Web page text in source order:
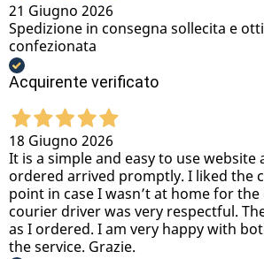
21 Giugno 2026
Spedizione in consegna sollecita e
confezionata
Acquirente verificato
18 Giugno 2026
It is a simple and easy to use
ordered arrived promptly. I liked the
point in case I wasn’t at home for the
courier driver was very respectful.
as I ordered. I am very happy with
the service. Grazie.